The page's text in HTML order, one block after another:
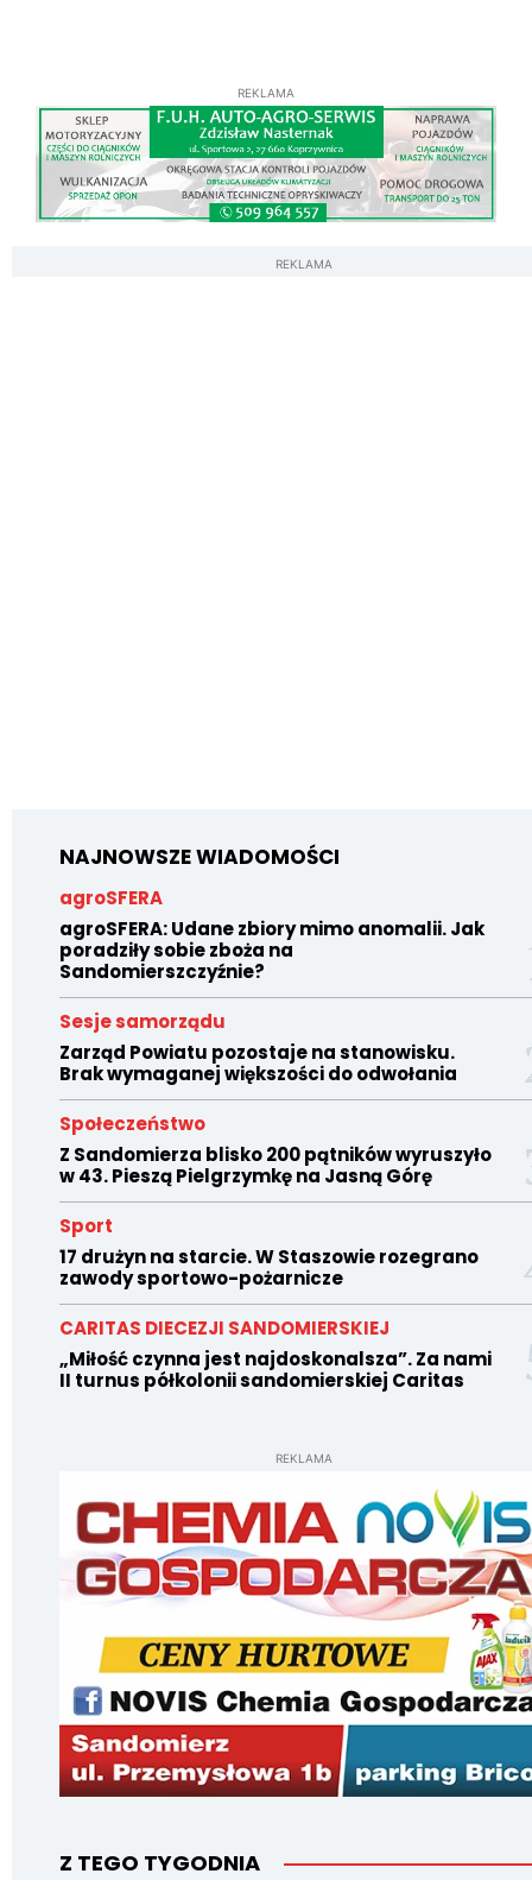
REKLAMA
REKLAMA
NAJNOWSZE WIADOMOŚCI
agroSFERA
agroSFERA: Udane zbiory mimo anomalii. Jak
poradziły sobie zboża na
Sandomierszczyźnie?
Sesje samorządu
Zarząd Powiatu pozostaje na stanowisku.
Brak wymaganej większości do odwołania
Społeczeństwo
Z Sandomierza blisko 200 pątników wyruszyło
w 43. Pieszą Pielgrzymkę na Jasną Górę
Sport
17 drużyn na starcie. W Staszowie rozegrano
zawody sportowo-pożarnicze
CARITAS DIECEZJI SANDOMIERSKIEJ
„Miłość czynna jest najdoskonalsza”. Za nami
II turnus półkolonii sandomierskiej Caritas
REKLAMA
Z TEGO TYGODNIA